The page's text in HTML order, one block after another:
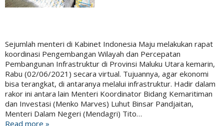
Sejumlah menteri di Kabinet Indonesia Maju melakukan rapat
koordinasi Pengembangan Wilayah dan Percepatan
Pembangunan Infrastruktur di Provinsi Maluku Utara kemarin,
Rabu (02/06/2021) secara virtual. Tujuannya, agar ekonomi
bisa terangkat, di antaranya melalui infrastruktur. Hadir dalam
rakor ini antara lain Menteri Koordinator Bidang Kemaritiman
dan Investasi (Menko Marves) Luhut Binsar Pandjaitan,
Menteri Dalam Negeri (Mendagri) Tito…
Read more »